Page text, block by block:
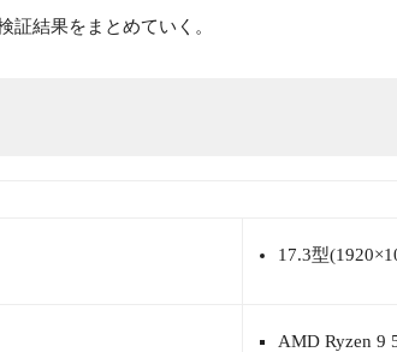
証結果をまとめていく。
17.3型
AMD Ryzen 9